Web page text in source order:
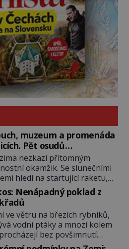
muzeum a promenáda
Pět osudů
raketoplánů
nezkazí přítomným
okamžik. Se slunečními
hledí na startující raketu,
má do vesmíru vynést kromě
také obyčejnou učitelku.
sekundách všem
úsměvy, stroj totiž
Jejich konstrukce není
kraje, daňové poplatníky
Nenápadný poklad z
ve větru na březích rybníků,
vodní ptáky a mnozí kolem
bez povšimnutí.
právě rákos pomáhal stavět